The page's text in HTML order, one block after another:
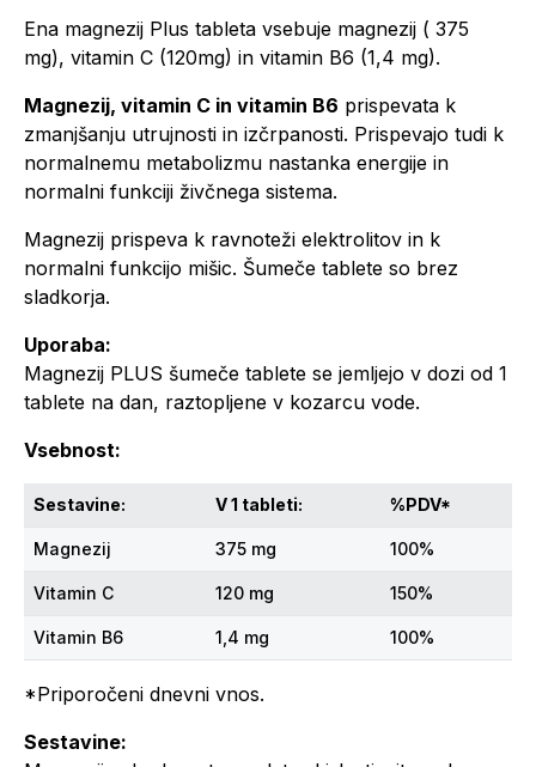
Ena magnezij Plus tableta vsebuje magnezij ( 375
mg), vitamin C (120mg) in vitamin B6 (1,4 mg).
Magnezij, vitamin C in vitamin B6 prispevata k
zmanjšanju utrujnosti in izčrpanosti. Prispevajo tudi k
normalnemu metabolizmu nastanka energije in
normalni funkciji živčnega sistema.
Magnezij prispeva k ravnoteži elektrolitov in k
normalni funkcijo mišic. Šumeče tablete so brez
sladkorja.
Uporaba:
Magnezij PLUS šumeče tablete se jemljejo v dozi od 1
tablete na dan, raztopljene v kozarcu vode.
Vsebnost:
Sestavine: V 1 tableti: %PDV*
Magnezij 375 mg 100%
Vitamin C 120 mg 150%
Vitamin B6 1,4 mg 100%
*Priporočeni dnevni vnos.
Sestavine: